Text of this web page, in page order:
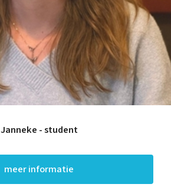
Janneke - student
meer informatie